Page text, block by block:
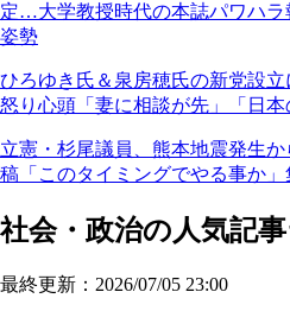
定…大学教授時代の本誌パワハ
姿勢
ひろゆき氏＆泉房穂氏の新党設
怒り心頭「妻に相談が先」「日本
立憲・杉尾議員、熊本地震発生
稿「このタイミングでやる事か
社会・政治の人気記
最終更新：2026/07/05 23:00